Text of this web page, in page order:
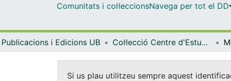
Comunitats i col·leccionsNavega per tot el DD
Publicacions i Edicions UB Col·lecció Centre d'Estudis Històrics Internacionals (CEHI-UB) - eBooks - (Publicacions i Edicions UB)
Si us plau utilitzeu sempre aquest